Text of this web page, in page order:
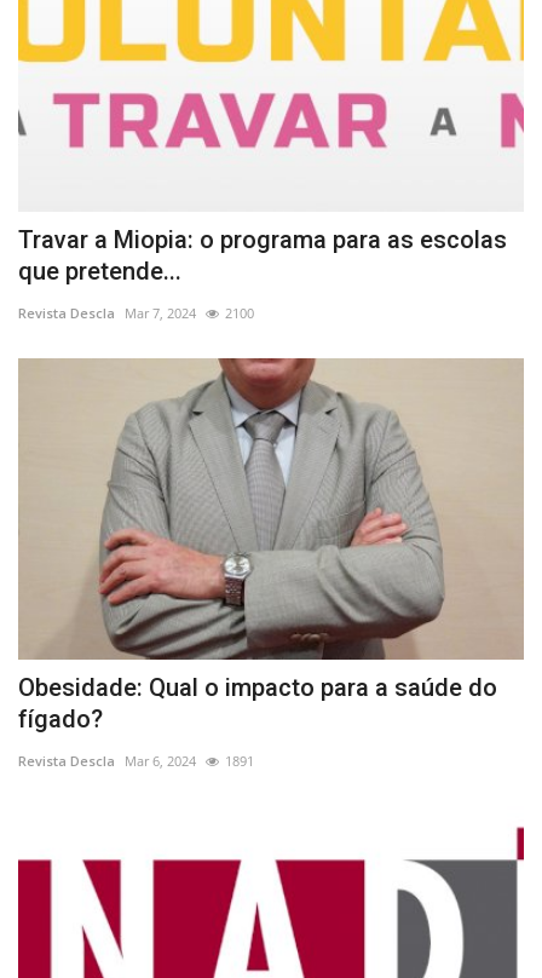
Travar a Miopia: o programa para as escolas
que pretende...
Revista Descla Mar 7, 2024 2100
Obesidade: Qual o impacto para a saúde do
fígado?
Revista Descla Mar 6, 2024 1891